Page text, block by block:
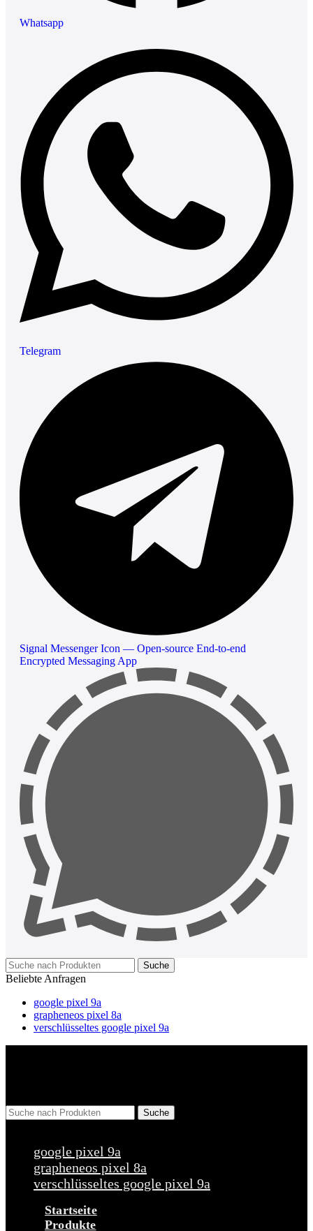
Whatsapp
Telegram
Signal Messenger Icon — Open-source End-to-end
Encrypted Messaging App
Suche
Beliebte Anfragen
google pixel 9a
grapheneos pixel 8a
verschlüsseltes google pixel 9a
Suche
google pixel 9a
grapheneos pixel 8a
verschlüsseltes google pixel 9a
Startseite
Produkte